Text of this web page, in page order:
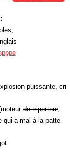
,
puissante, cri
de triporteur,
qui a mal à la patte